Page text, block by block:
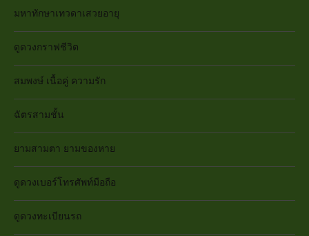
มหาทักษาเทวดาเสวยอายุ
ดูดวงกราฟชีวิต
สมพงษ์ เนื้อคู่ ความรัก
ฉัตรสามชั้น
ยามสามตา ยามของหาย
ดูดวงเบอร์โทรศัพท์มือถือ
ดูดวงทะเบียนรถ